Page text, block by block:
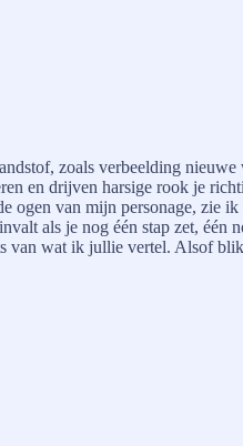
zoals verbeelding
en drijven harsige rook je
ogen van mijn personage, zie
als je nog één stap zet, één
van wat ik jullie vertel. Alsof